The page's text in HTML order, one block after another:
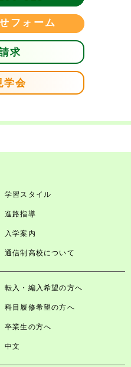
フォーム
求
学会
学習スタイル
進路指導
入学案内
通信制高校について
転入・編入希望の方へ
科目履修希望の方へ
卒業生の方へ
中文